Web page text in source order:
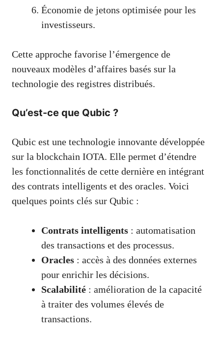
Économie de jetons optimisée pour les
investisseurs.
Cette approche favorise l’émergence de
nouveaux modèles d’affaires basés sur la
technologie des registres distribués.
Qu’est-ce que Qubic ?
Qubic est une technologie innovante développée
sur la blockchain IOTA. Elle permet d’étendre
les fonctionnalités de cette dernière en intégrant
des contrats intelligents et des oracles. Voici
quelques points clés sur Qubic :
Contrats intelligents : automatisation
des transactions et des processus.
Oracles : accès à des données externes
pour enrichir les décisions.
Scalabilité : amélioration de la capacité
à traiter des volumes élevés de
transactions.